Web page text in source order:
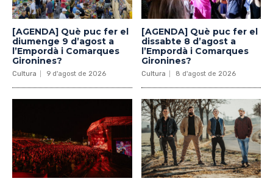
[AGENDA] Què puc fer el
diumenge 9 d’agost a
l’Empordà i Comarques
Gironines?
Cultura 9 d'agost de 2026
[AGENDA] Què puc fer el
dissabte 8 d’agost a
l’Empordà i Comarques
Gironines?
Cultura 8 d'agost de 2026